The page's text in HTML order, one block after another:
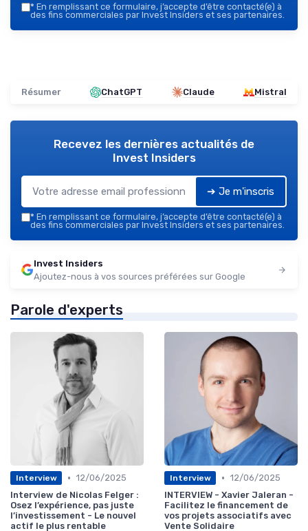
* En remplissant ce formulaire, j’accepte d’être contacté(e) à
des fins commerciales par Invest Insiders et ses partenaires.
Résumer ChatGPT Claude Mistral
Recevez les dernières actualités de
Invest Insiders
➔ Je m'inscris
* En remplissant ce formulaire, j’accepte d’être contacté(e) à
des fins commerciales par Invest Insiders et ses partenaires.
Invest Insiders
Ajoutez-nous à vos sources préférées sur Google
Parole d'experts
Interview • 12/06/2025
Interview de Nicolas Felger :
Osez l’expérience, pas juste
l’investissement - Le nouvel
actif le plus rentable
Interview • 12/06/2025
INTERVIEW - Xavier Jaleran -
Facilitez le financement de
vos projets associatifs avec
Vente Solidaire